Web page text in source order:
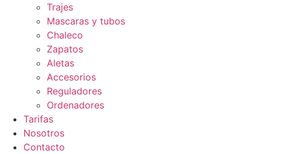
Trajes
Mascaras y tubos
Chaleco
Zapatos
Aletas
Accesorios
Reguladores
Ordenadores
Tarifas
Nosotros
Contacto